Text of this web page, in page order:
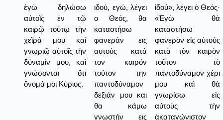
ἐγὼ δηλώσω
αὐτοῖς ἐν τῷ
καιρῷ τούτῳ τὴν
χεῖρά μου καὶ
γνωριῶ αὐτοῖς τὴν
δύναμίν μου, καὶ
γνώσονται ὅτι
ὄνομά μοι Κύριος.
ιδού, εγώ, λέγει
ο Θεός, θα
καταστήσω
φανεράν εις
αυτούς κατά
τον καιρόν
τούτον την
παντοδύναμον
δεξιάν μου και
θα κάμω
γνωστήν εις
ἰδού», λέγει ὁ Θεός·
«Ἐγὼ θὰ
καταστήσω
φανερὸν εἰς αὐτοὺς
κατὰ τὸν καιρὸν
τοῦτον τὸ
παντοδύναμον χέρι
μου καὶ θὰ
γνωρίσω εἰς
αὐτοὺς τὴν
ἀκαταγώνιστον